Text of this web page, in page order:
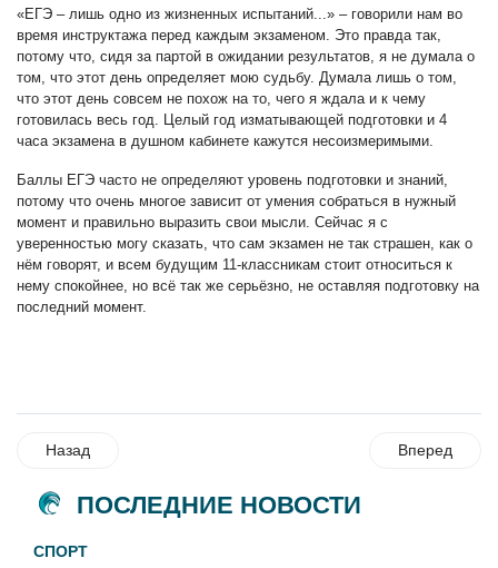
«ЕГЭ – лишь одно из жизненных испытаний...» – говорили нам во
время инструктажа перед каждым экзаменом. Это правда так,
потому что, сидя за партой в ожидании результатов, я не думала о
том, что этот день определяет мою судьбу. Думала лишь о том,
что этот день совсем не похож на то, чего я ждала и к чему
готовилась весь год. Целый год изматывающей подготовки и 4
часа экзамена в душном кабинете кажутся несоизмеримыми.
Баллы ЕГЭ часто не определяют уровень подготовки и знаний,
потому что очень многое зависит от умения собраться в нужный
момент и правильно выразить свои мысли. Сейчас я с
уверенностью могу сказать, что сам экзамен не так страшен, как о
нём говорят, и всем будущим 11-классникам стоит относиться к
нему спокойнее, но всё так же серьёзно, не оставляя подготовку на
последний момент.
Назад Вперед
ПОСЛЕДНИЕ НОВОСТИ
СПОРТ